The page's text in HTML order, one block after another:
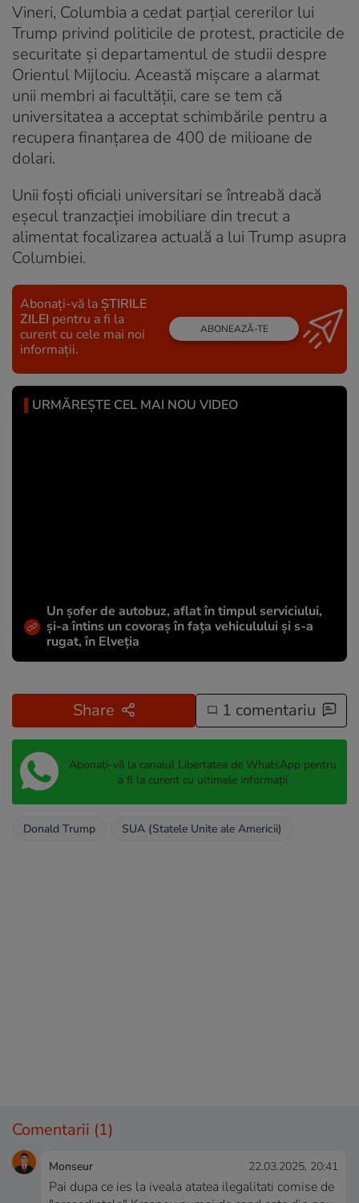
Vineri, Columbia a cedat parțial cererilor lui
Trump privind politicile de protest, practicile de
securitate și departamentul de studii despre
Orientul Mijlociu. Această mișcare a alarmat
unii membri ai facultății, care se tem că
universitatea a acceptat schimbările pentru a
recupera finanțarea de 400 de milioane de
dolari.
Unii foști oficiali universitari se întreabă dacă
eșecul tranzacției imobiliare din trecut a
alimentat focalizarea actuală a lui Trump asupra
Columbiei.
Abonați-vă la ȘTIRILE
ZILEI pentru a fi la
curent cu cele mai noi
informații.
ABONEAZĂ-TE
URMĂREȘTE CEL MAI NOU VIDEO
Un șofer de autobuz, aflat în timpul serviciului,
și-a întins un covoraș în fața vehiculului și s-a
rugat, în Elveția
Share 1 comentariu
Abonați-vă la canalul Libertatea de WhatsApp pentru
a fi la curent cu ultimele informații
Donald Trump SUA (Statele Unite ale Americii)
Comentarii (1)
Monseur 22.03.2025, 20:41
Pai dupa ce ies la iveala atatea ilegalitati comise de